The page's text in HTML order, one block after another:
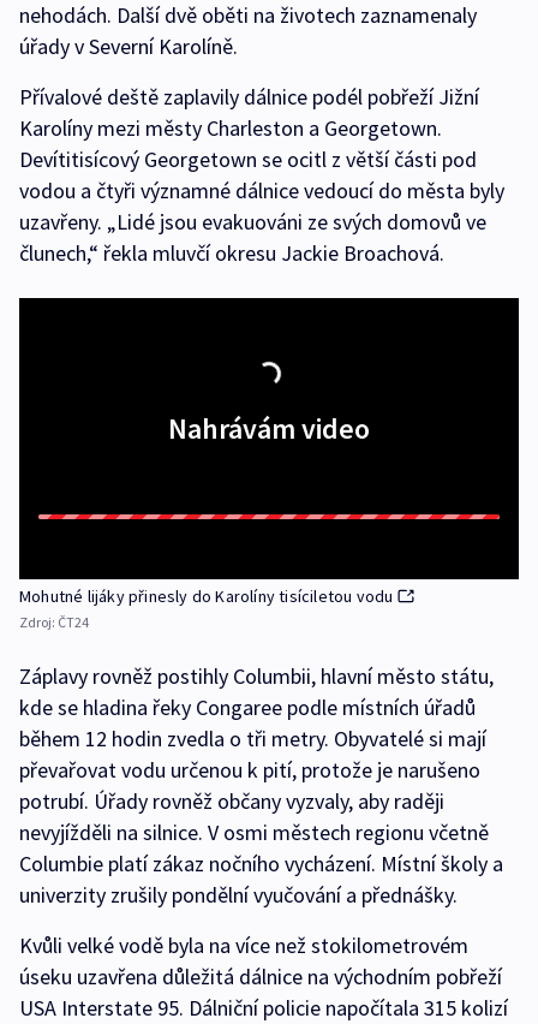
nehodách. Další dvě oběti na životech zaznamenaly
úřady v Severní Karolíně.
Přívalové deště zaplavily dálnice podél pobřeží Jižní
Karolíny mezi městy Charleston a Georgetown.
Devítitisícový Georgetown se ocitl z větší části pod
vodou a čtyři významné dálnice vedoucí do města byly
uzavřeny. „Lidé jsou evakuováni ze svých domovů ve
člunech,“ řekla mluvčí okresu Jackie Broachová.
Nahrávám video
Mohutné lijáky přinesly do Karolíny tisíciletou vodu
Zdroj: ČT24
Záplavy rovněž postihly Columbii, hlavní město státu,
kde se hladina řeky Congaree podle místních úřadů
během 12 hodin zvedla o tři metry. Obyvatelé si mají
převařovat vodu určenou k pití, protože je narušeno
potrubí. Úřady rovněž občany vyzvaly, aby raději
nevyjížděli na silnice. V osmi městech regionu včetně
Columbie platí zákaz nočního vycházení. Místní školy a
univerzity zrušily pondělní vyučování a přednášky.
Kvůli velké vodě byla na více než stokilometrovém
úseku uzavřena důležitá dálnice na východním pobřeží
USA Interstate 95. Dálniční policie napočítala 315 kolizí